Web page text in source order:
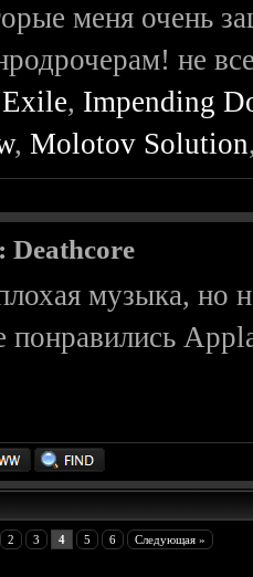
меня
не
, Impending
,Molotov Solution
Deathcore
музыка, но
понравились
2 3 4 5 6 Следующая »